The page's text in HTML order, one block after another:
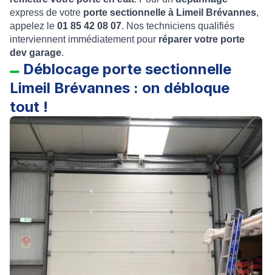
express de votre porte sectionnelle à Limeil Brévannes,
appelez le 01 85 42 08 07. Nos techniciens qualifiés
interviennent immédiatement pour réparer votre porte
dev garage.
Déblocage porte sectionnelle
Limeil Brévannes : on débloque
tout !